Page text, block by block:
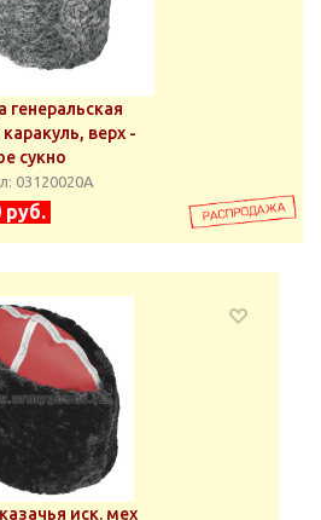
генеральская
верх -
сукно
03120020А
руб.
иск. мех